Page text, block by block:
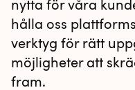
nytta för våra
hålla oss
verktyg för rätt
möjligheter att
fram.